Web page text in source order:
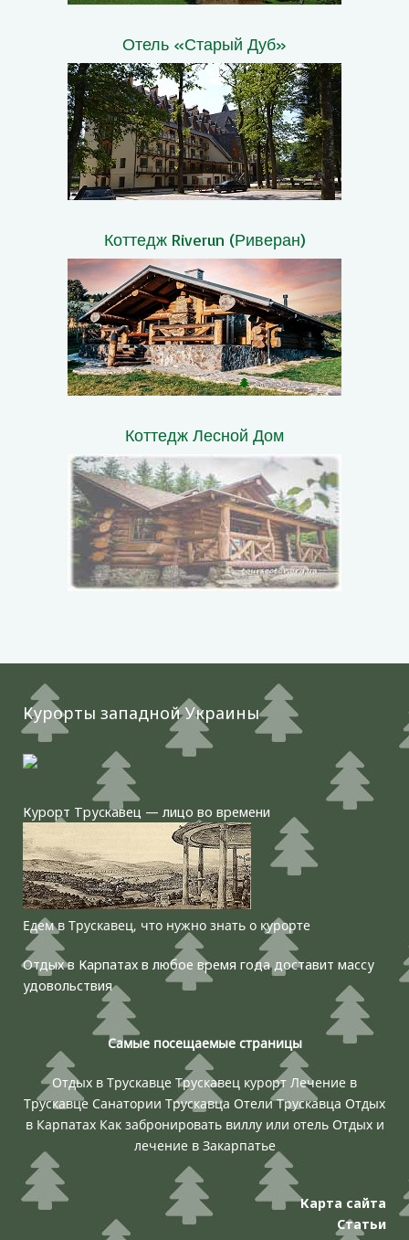
Отель «Старый Дуб»
Коттедж Riverun (Риверан)
Коттедж Лесной Дом
Курорты западной Украины
Курорт Трускавец — лицо во времени
Едем в Трускавец, что нужно знать о курорте
Отдых в Карпатах в любое время года доставит массу
удовольствия
Самые посещаемые страницы
Отдых в Трускавце Трускавец курорт Лечение в
Трускавце Санатории Трускавца Отели Трускавца Отдых
в Карпатах Как забронировать виллу или отель Отдых и
лечение в Закарпатье
Карта сайта
Статьи